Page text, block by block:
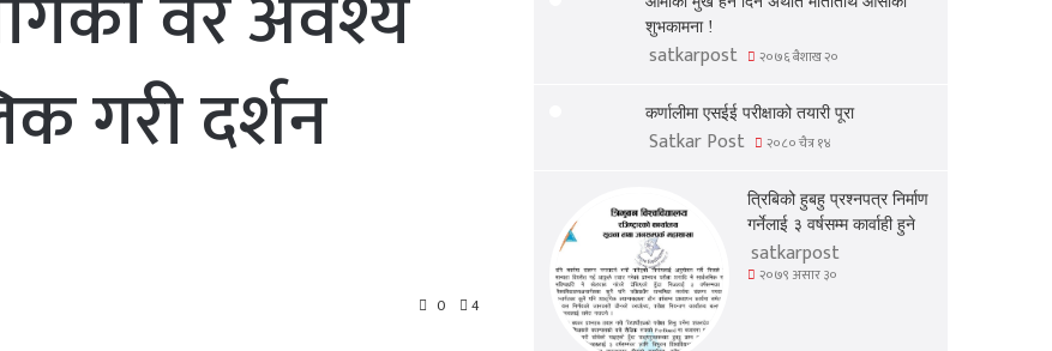
गरी दर्शन
0 4
शुभकामना !
satkarpost २०७६ बैशाख २०
कर्णालीमा एसईई परीक्षाको तयारी पूरा
Satkar Post २०८० चैत्र १४
त्रिबिको हुबहु प्रश्नपत्र निर्माण
गर्नेलाई ३ वर्षसम्म कार्वाही हुने
satkarpost
२०७९ असार ३०